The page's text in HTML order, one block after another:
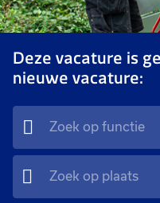
Deze vacature is
nieuwe vacature: